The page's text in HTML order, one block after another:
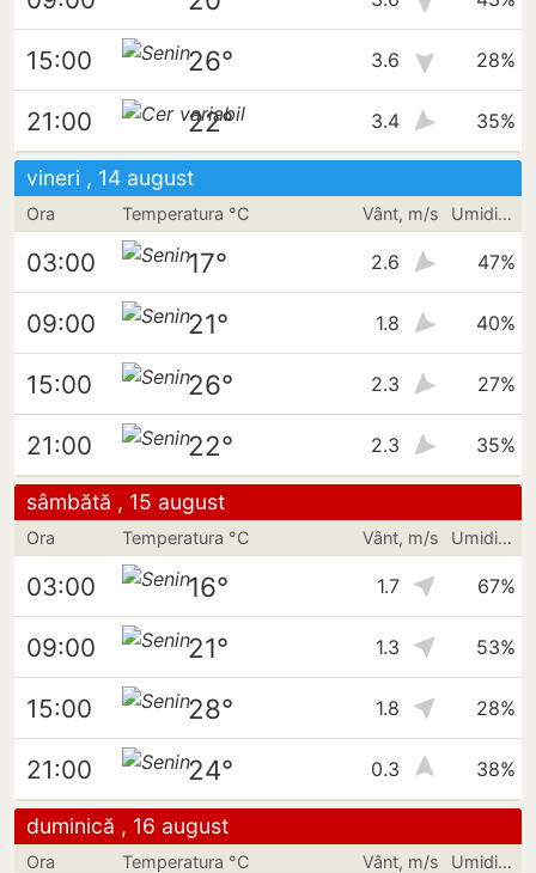
15:00 26° 3.6 28%
21:00 22° 3.4 35%
vineri , 14 august
Ora Temperatura °C Vânt, m/s Umiditate
03:00 17° 2.6 47%
09:00 21° 1.8 40%
15:00 26° 2.3 27%
21:00 22° 2.3 35%
sâmbătă , 15 august
Ora Temperatura °C Vânt, m/s Umiditate
03:00 16° 1.7 67%
09:00 21° 1.3 53%
15:00 28° 1.8 28%
21:00 24° 0.3 38%
duminică , 16 august
Ora Temperatura °C Vânt, m/s Umiditate